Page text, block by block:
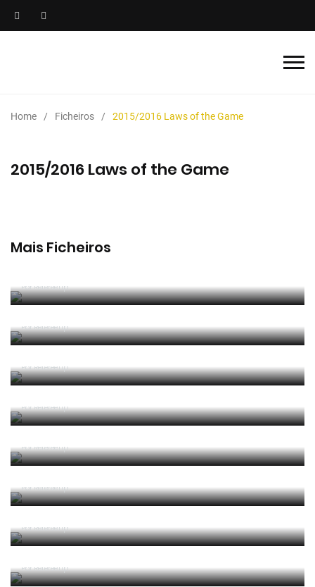
Home Ficheiros 2015/2016 Laws of the Game
2015/2016 Laws of the Game
Mais Ficheiros
Por RefereeTip
Por RefereeTip
Por RefereeTip
2025 04 Alterações e Esclarecimentos às Leis de
Por RefereeTip
Por RefereeTip
Por RefereeTip
2024 05 Alterações e Esclarecimentos às Leis de
Por RefereeTip
2023 06 Alterações e Esclarecimentos às Leis de
Por RefereeTip